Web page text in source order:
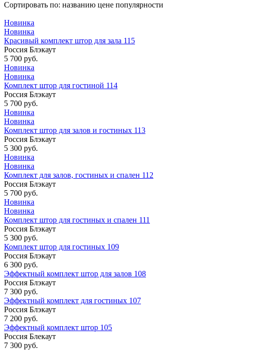
Сортировать по: названию цене популярности
Новинка
Новинка
Красивый комплект штор для зала 115
Россия Блэкаут
5 700 руб.
Новинка
Новинка
Комплект штор для гостиной 114
Россия Блэкаут
5 700 руб.
Новинка
Новинка
Комплект штор для залов и гостиных 113
Россия Блэкаут
5 300 руб.
Новинка
Новинка
Комплект для залов, гостиных и спален 112
Россия Блэкаут
5 700 руб.
Новинка
Новинка
Комплект штор для гостиных и спален 111
Россия Блэкаут
5 300 руб.
Комплект штор для гостиных 109
Россия Блэкаут
6 300 руб.
Эффектный комплект штор для залов 108
Россия Блэкаут
7 300 руб.
Эффектный комплект для гостиных 107
Россия Блэкаут
7 200 руб.
Эффектный комплект штор 105
Россия Блекаут
7 300 руб.